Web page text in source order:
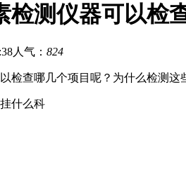
检测仪器可以检
人气： 824
检查哪几个项目呢？为什么检测这
什么科